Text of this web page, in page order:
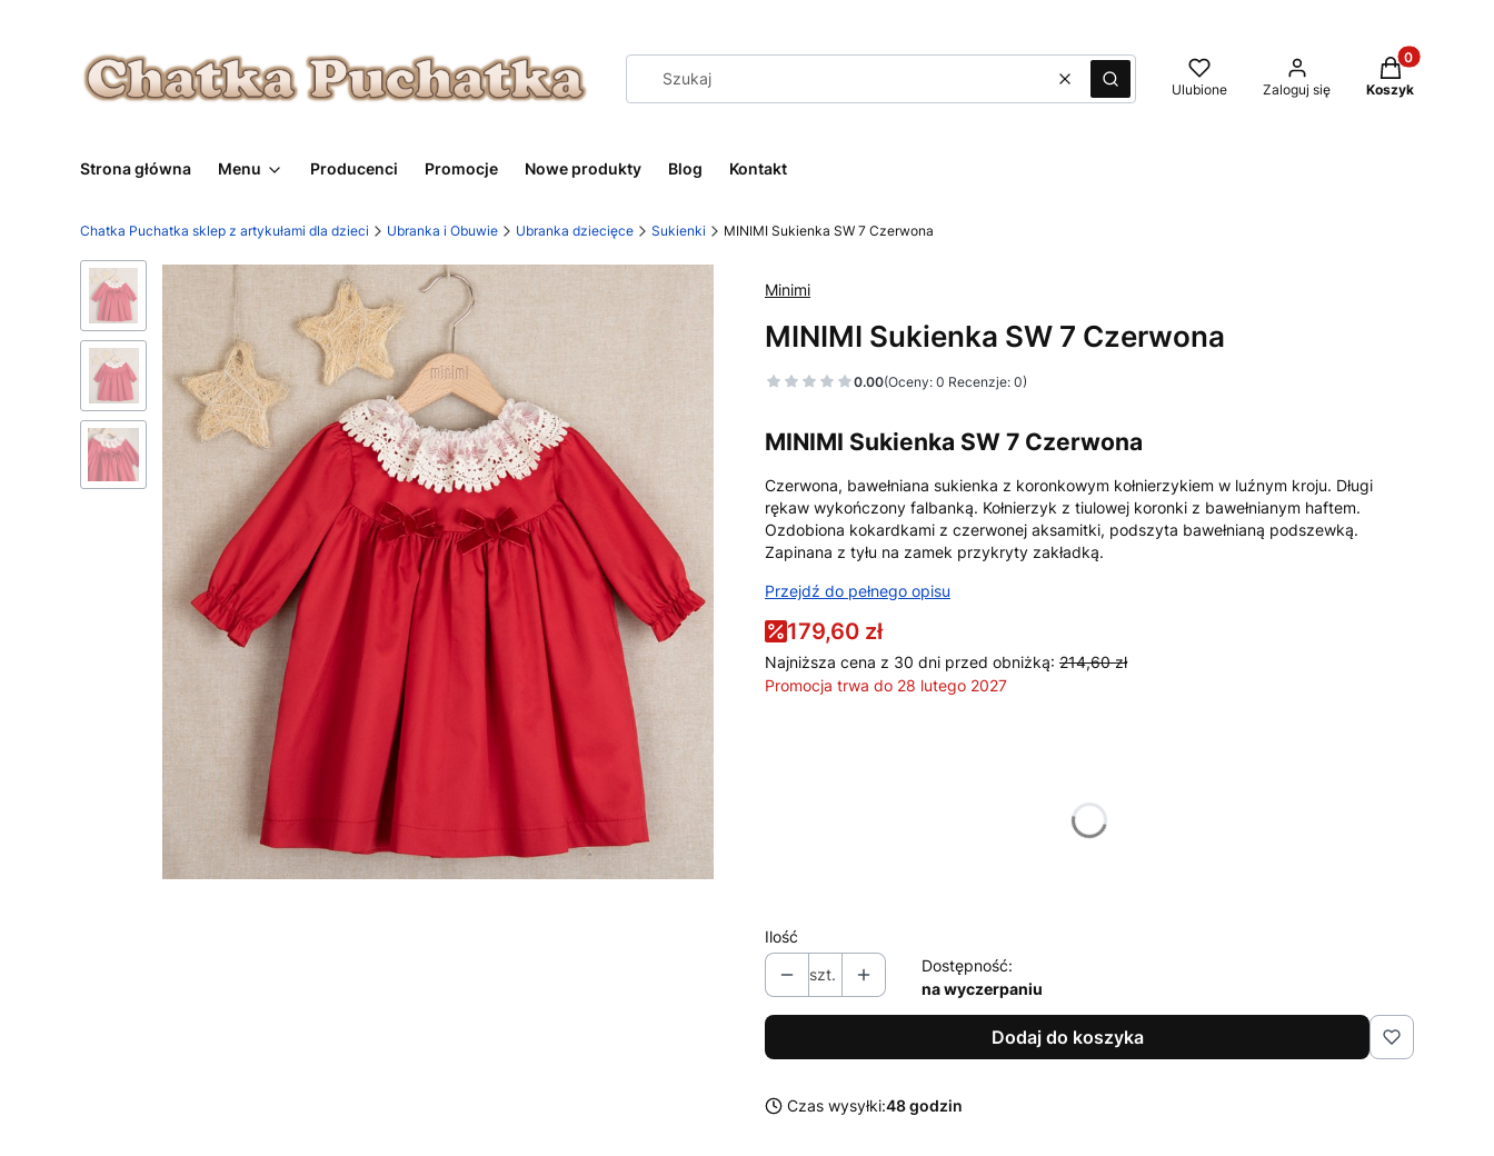
WyczyśćSzukaj Ulubione Zaloguj się
Produkty w
Koszyk
Strona główna Menu Producenci Promocje Nowe produkty Blog Kontakt
Chatka Puchatka sklep z artykułami dla dzieci Ubranka i Obuwie Ubranka dziecięce Sukienki MINIMI Sukienka SW 7 Czerwona
Minimi
MINIMI Sukienka SW 7 Czerwona
0.00(Oceny: 0 Recenzje: 0)
MINIMI Sukienka SW 7 Czerwona
Czerwona, bawełniana sukienka z koronkowym kołnierzykiem w luźnym kroju. Długi
rękaw wykończony falbanką. Kołnierzyk z tiulowej koronki z bawełnianym haftem.
Ozdobiona kokardkami z czerwonej aksamitki, podszyta bawełnianą podszewką.
Zapinana z tyłu na zamek przykryty zakładką.
Przejdź do pełnego opisu
179,60 zł
Najniższa cena z 30 dni przed obniżką: 214,60 zł
Promocja trwa do 28 lutego 2027
Ilość
szt.
Dostępność:
na wyczerpaniu
Dodaj do koszyka
Czas wysyłki:48 godzin